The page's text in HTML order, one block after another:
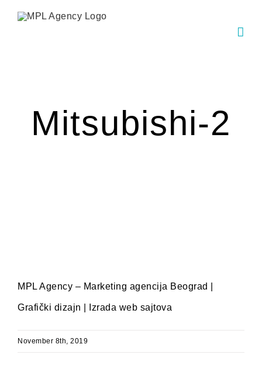
Skip
Mitsubishi-2
MPL Agency – Marketing agencija Beograd |
Grafički dizajn | Izrada web sajtova
November 8th, 2019